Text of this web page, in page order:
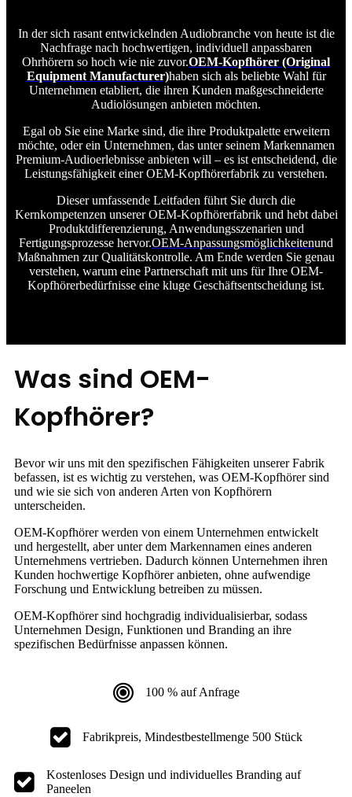
In der sich rasant entwickelnden Audiobranche von heute ist die
Nachfrage nach hochwertigen, individuell anpassbaren
Ohrhörern so hoch wie nie zuvor.OEM-Kopfhörer (Original
Equipment Manufacturer)haben sich als beliebte Wahl für
Unternehmen etabliert, die ihren Kunden maßgeschneiderte
Audiolösungen anbieten möchten.
Egal ob Sie eine Marke sind, die ihre Produktpalette erweitern
möchte, oder ein Unternehmen, das unter seinem Markennamen
Premium-Audioerlebnisse anbieten will – es ist entscheidend, die
Leistungsfähigkeit einer OEM-Kopfhörerfabrik zu verstehen.
Dieser umfassende Leitfaden führt Sie durch die
Kernkompetenzen unserer OEM-Kopfhörerfabrik und hebt dabei
Produktdifferenzierung, Anwendungsszenarien und
Fertigungsprozesse hervor.OEM-Anpassungsmöglichkeitenund
Maßnahmen zur Qualitätskontrolle. Am Ende werden Sie genau
verstehen, warum eine Partnerschaft mit uns für Ihre OEM-
Kopfhörerbedürfnisse eine kluge Geschäftsentscheidung ist.
Was sind OEM-
Kopfhörer?
Bevor wir uns mit den spezifischen Fähigkeiten unserer Fabrik
befassen, ist es wichtig zu verstehen, was OEM-Kopfhörer sind
und wie sie sich von anderen Arten von Kopfhörern
unterscheiden.
OEM-Kopfhörer werden von einem Unternehmen entwickelt
und hergestellt, aber unter dem Markennamen eines anderen
Unternehmens vertrieben. Dadurch können Unternehmen ihren
Kunden hochwertige Kopfhörer anbieten, ohne aufwendige
Forschung und Entwicklung betreiben zu müssen.
OEM-Kopfhörer sind hochgradig individualisierbar, sodass
Unternehmen Design, Funktionen und Branding an ihre
spezifischen Bedürfnisse anpassen können.
100 % auf Anfrage
Fabrikpreis, Mindestbestellmenge 500 Stück
Kostenloses Design und individuelles Branding auf
Paneelen